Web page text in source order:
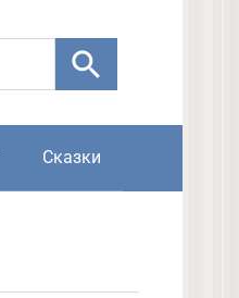
Сказки